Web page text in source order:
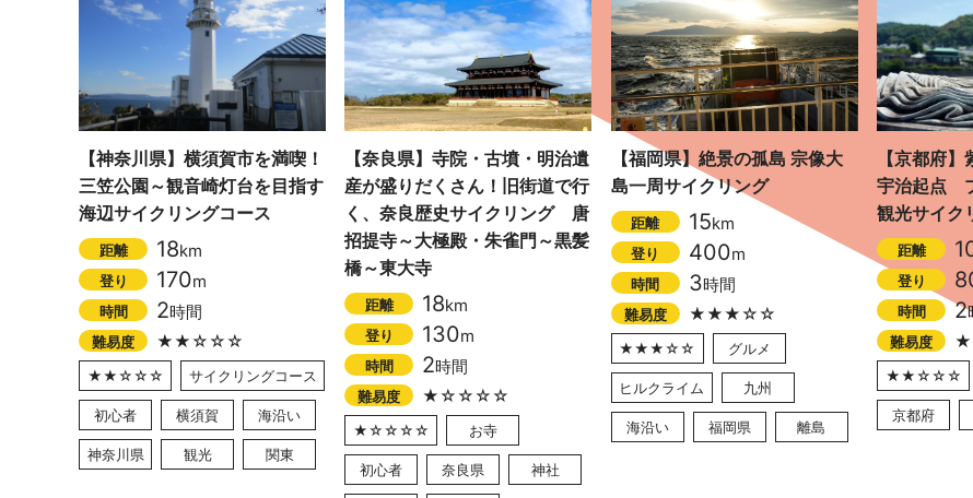
【神奈川県】横須賀市を満喫！
三笠公園～観音崎灯台を目指す
海辺サイクリングコース
距離 18km
登り 170m
時間 2時間
難易度 ★★☆☆☆
★★☆☆☆ サイクリングコース
初心者 横須賀 海沿い
神奈川県 観光 関東
【奈良県】寺院・古墳・明治遺
産が盛りだくさん！旧街道で行
く、奈良歴史サイクリング 唐
招提寺～大極殿・朱雀門～黒髪
橋～東大寺
距離 18km
登り 130m
時間 2時間
難易度 ★☆☆☆☆
★☆☆☆☆ お寺
初心者 奈良県 神社
【福岡県】絶景の孤島 宗像大
島一周サイクリング
距離 15km
登り 400m
時間 3時間
難易度 ★★★☆☆
★★★☆☆ グルメ
ヒルクライム 九州
海沿い 福岡県 離島
【京都府
宇治起点
観光サイク
距離
登り
時間 2
難易度
★★☆☆☆
京都府